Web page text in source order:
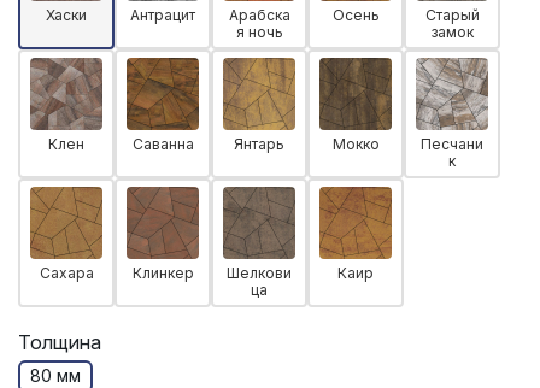
Хаски Антрацит
Арабска
я ночь
Осень
Старый
замок
Клен Саванна Янтарь Мокко
Песчани
к
Сахара Клинкер
Шелкови
ца
Каир
Толщина
80 мм